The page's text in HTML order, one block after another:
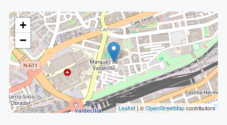
+
−
Leaflet| ©OpenStreetMapcontributors